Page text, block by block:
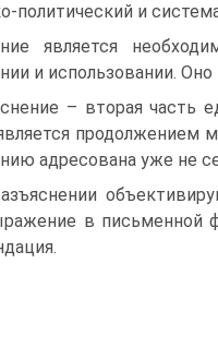
политический и
является
и использовании.
– вторая часть
продолжением
адресована уже не
в письменной